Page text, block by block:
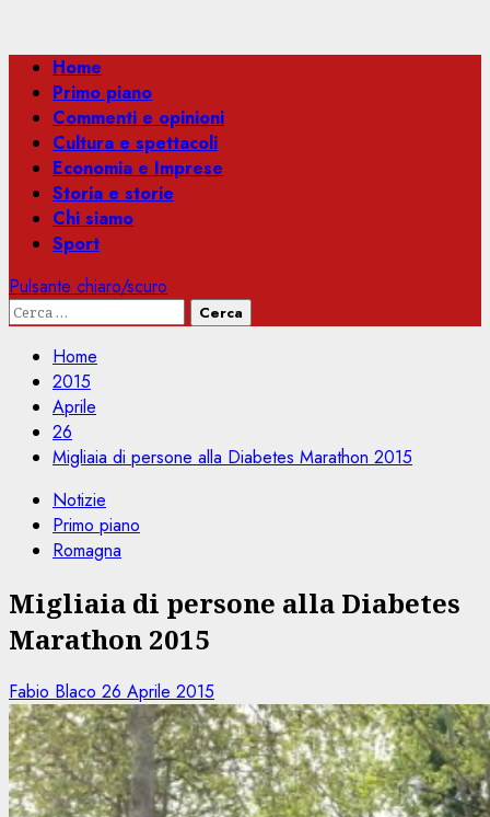
Menu
principale
Home
Primo piano
Commenti e opinioni
Cultura e spettacoli
Economia e Imprese
Storia e storie
Chi siamo
Sport
Pulsante chiaro/scuro
Ricerca
Home
2015
Aprile
26
Migliaia di persone alla Diabetes Marathon 2015
Notizie
Primo piano
Romagna
Migliaia di persone alla Diabetes
Marathon 2015
Fabio Blaco 26 Aprile 2015